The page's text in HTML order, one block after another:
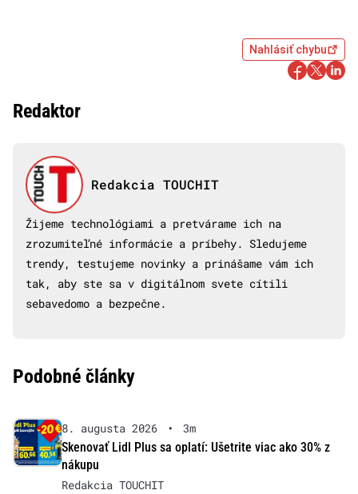
Nahlásiť chybu
Redaktor
Redakcia TOUCHIT
Žijeme technológiami a pretvárame ich na
zrozumiteľné informácie a príbehy. Sledujeme
trendy, testujeme novinky a prinášame vám ich
tak, aby ste sa v digitálnom svete cítili
sebavedomo a bezpečne.
Podobné články
8. augusta 2026 •
3m
Skenovať Lidl Plus sa oplatí: Ušetrite viac ako 30% z
nákupu
Redakcia TOUCHIT